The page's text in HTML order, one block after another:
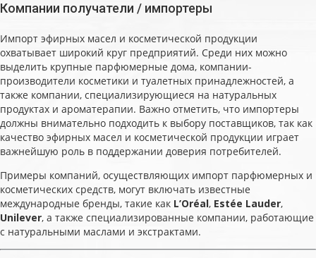
Компании получатели / импортеры
Импорт эфирных масел и косметической продукции
охватывает широкий круг предприятий. Среди них можно
выделить крупные парфюмерные дома, компании-
производители косметики и туалетных принадлежностей, а
также компании, специализирующиеся на натуральных
продуктах и ароматерапии. Важно отметить, что импортеры
должны внимательно подходить к выбору поставщиков, так как
качество эфирных масел и косметической продукции играет
важнейшую роль в поддержании доверия потребителей.
Примеры компаний, осуществляющих импорт парфюмерных и
косметических средств, могут включать известные
международные бренды, такие как L’Oréal, Estée Lauder,
Unilever, а также специализированные компании, работающие
с натуральными маслами и экстрактами.